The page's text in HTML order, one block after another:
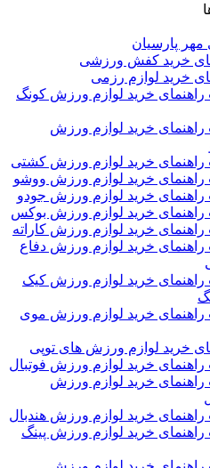
پارسیان
خرید کفش ورزشی
خرید لوازم رزمی
راهنمای خرید لوازم ورزش کونگ
راهنمای خرید لوازم ورزش
راهنمای خرید لوازم ورزش کشتی
راهنمای خرید لوازم ورزش ووشو
راهنمای خرید لوازم ورزش جودو
راهنمای خرید لوازم ورزش بوکس
راهنمای خرید لوازم ورزش کاراته
راهنمای خرید لوازم ورزش دفاع
راهنمای خرید لوازم ورزش کیک
راهنمای خرید لوازم ورزش موی
خرید لوازم ورزش های توپی
راهنمای خرید لوازم ورزش فوتبال
راهنمای خرید لوازم ورزش
راهنمای خرید لوازم ورزش هندبال
راهنمای خرید لوازم ورزش پینگ